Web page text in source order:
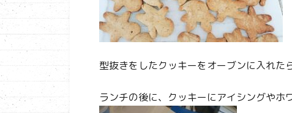
型抜きをしたクッキーをオーブンに入れた
ランチの後に、クッキーにアイシングやホ